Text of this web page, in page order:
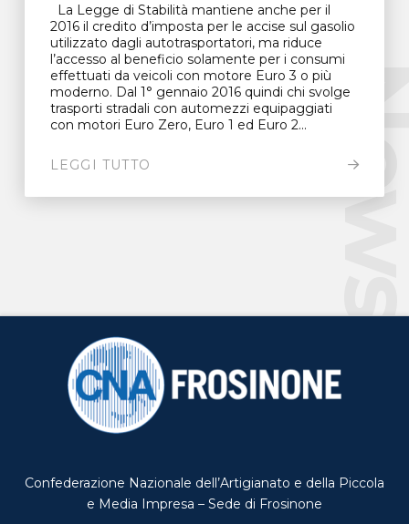
La Legge di Stabilità mantiene anche per il
2016 il credito d’imposta per le accise sul gasolio
utilizzato dagli autotrasportatori, ma riduce
l’accesso al beneficio solamente per i consumi
effettuati da veicoli con motore Euro 3 o più
moderno. Dal 1° gennaio 2016 quindi chi svolge
trasporti stradali con automezzi equipaggiati
con motori Euro Zero, Euro 1 ed Euro 2...
LEGGI TUTTO
Confederazione Nazionale dell’Artigianato e della Piccola
e Media Impresa – Sede di Frosinone